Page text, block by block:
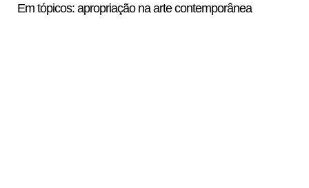
Em tópicos: apropriação na arte contemporânea